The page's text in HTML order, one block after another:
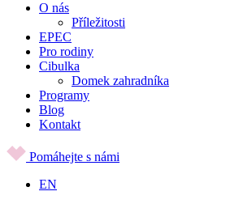
O nás
Příležitosti
EPEC
Pro rodiny
Cibulka
Domek zahradníka
Programy
Blog
Kontakt
Pomáhejte s námi
EN